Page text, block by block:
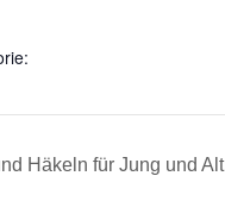
Häkeln für Jung und Alt